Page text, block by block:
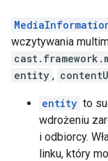
wczytywania
entity ,
entity to
wdrożeniu
i odbiorcy.
linku, który